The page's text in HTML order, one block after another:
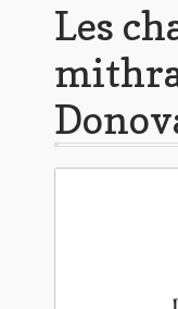
Boutique
Commande
Contact
Les